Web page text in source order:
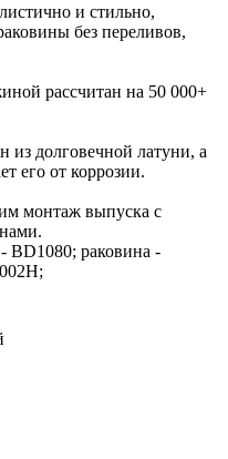
и стильно,
без переливов,
рассчитан на 50 000+
из долговечной латуни, а
его от коррозии.
монтаж выпуска с
BD1080; раковина -